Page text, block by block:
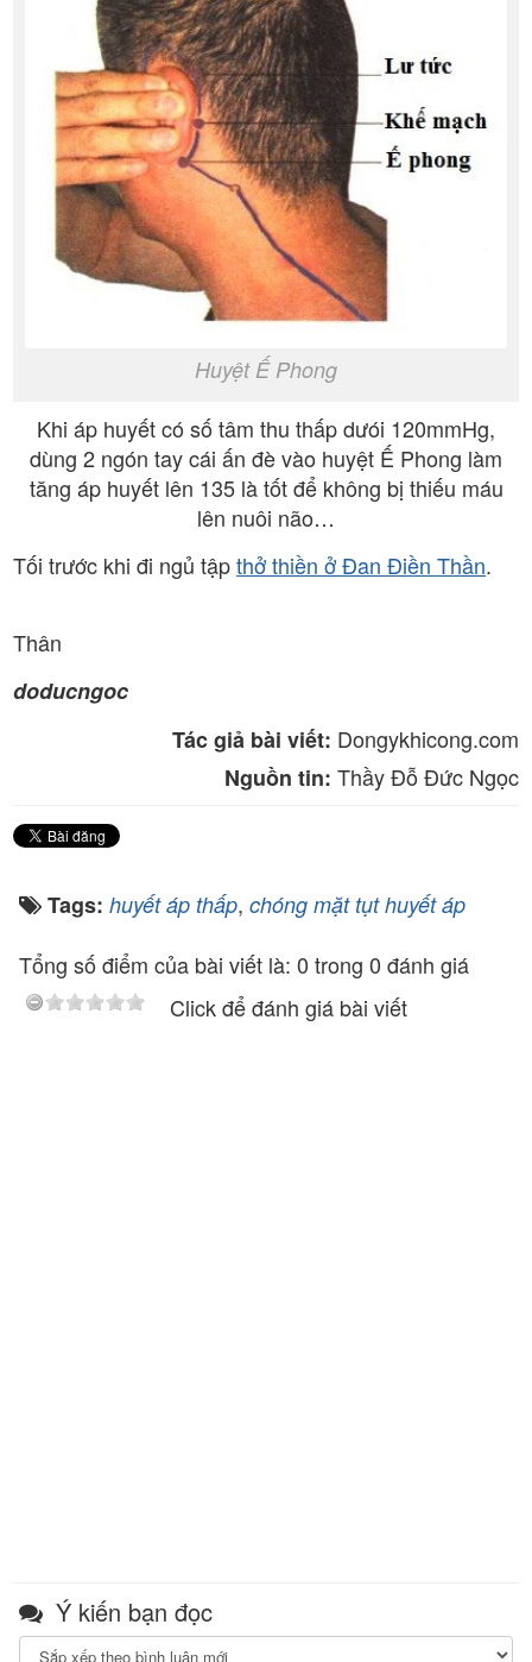
Huyệt Ế Phong​​​​
Khi áp huyết có số tâm thu thấp dưói 120mmHg,
dùng 2 ngón tay cái ấn đè vào huyệt Ế Phong làm
tăng áp huyết lên 135 là tốt để không bị thiếu máu
lên nuôi não…
Tối trước khi đi ngủ tậpthở thiền ở Đan Điền Thần.
Thân
doducngoc
Tác giả bài viết: Dongykhicong.com
Nguồn tin: Thầy Đỗ Đức Ngọc
Tags: huyết áp thấp, chóng mặt tụt huyết áp
Tổng số điểm của bài viết là: 0 trong 0 đánh giá
Click để đánh giá bài viết
Ý kiến bạn đọc